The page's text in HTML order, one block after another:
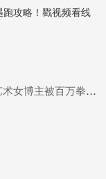
攻略！戳视频看线
万拳迷称为UFC传奇？